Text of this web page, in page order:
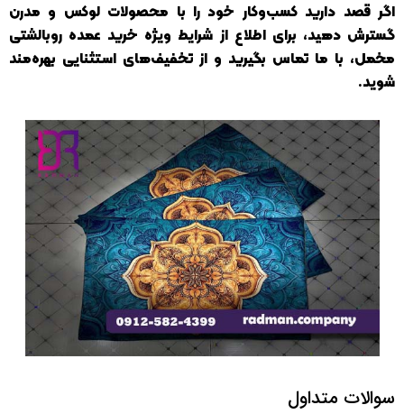
اگر قصد دارید کسب‌وکار خود را با محصولات لوکس و مدرن
گسترش دهید، برای اطلاع از شرایط ویژه خرید عمده روبالشتی
مخمل، با ما تماس بگیرید و از تخفیف‌های استثنایی بهره‌مند
شوید.
سوالات متداول